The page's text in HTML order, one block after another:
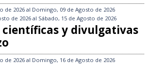
de 2026 al Domingo, 09 de Agosto de 2026
de 2026 al Sábado, 15 de Agosto de 2026
y divulgativas
de 2026 al Domingo, 16 de Agosto de 2026